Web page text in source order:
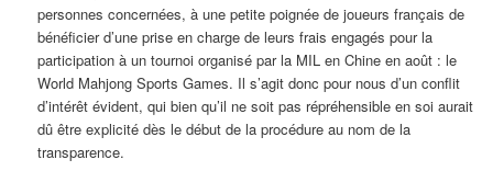
personnes concernées, à une petite poignée de joueurs français de
bénéficier d’une prise en charge de leurs frais engagés pour la
participation à un tournoi organisé par la MIL en Chine en août : le
World Mahjong Sports Games. Il s’agit donc pour nous d’un conflit
d’intérêt évident, qui bien qu’il ne soit pas répréhensible en soi aurait
dû être explicité dès le début de la procédure au nom de la
transparence.